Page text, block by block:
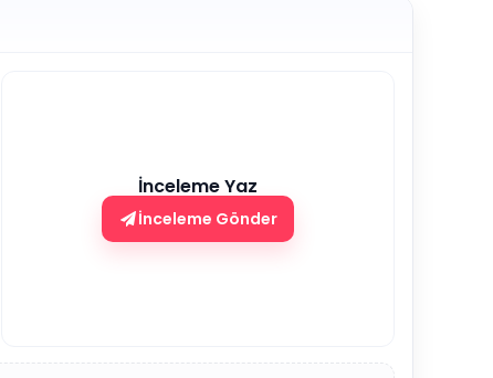
İnceleme Yaz
İnceleme Gönder